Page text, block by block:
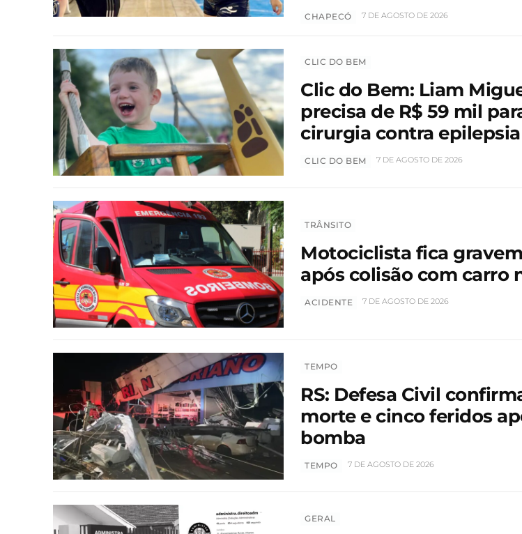
CHAPECÓ 7 DE AGOSTO DE 2026
CLIC DO BEM
Clic do Bem: Liam
precisa de R$ 59 mil
cirurgia contra epilepsia
CLIC DO BEM 7 DE AGOSTO DE 2026
TRÂNSITO
Motociclista fica
após colisão com carro
ACIDENTE 7 DE AGOSTO DE 2026
TEMPO
RS: Defesa Civil
morte e cinco feridos
bomba
TEMPO 7 DE AGOSTO DE 2026
GERAL